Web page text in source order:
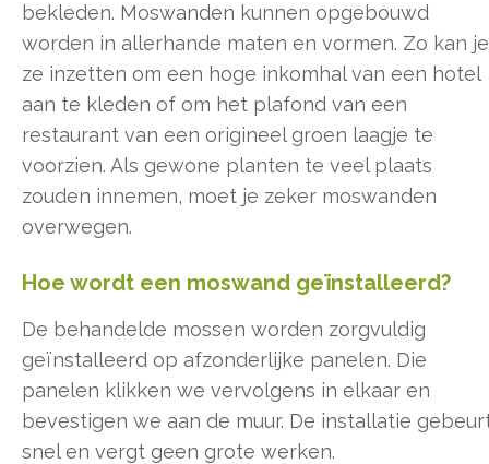
bekleden. Moswanden kunnen opgebouwd
worden in allerhande maten en vormen. Zo kan je
ze inzetten om een hoge inkomhal van een hotel
aan te kleden of om het plafond van een
restaurant van een origineel groen laagje te
voorzien. Als gewone planten te veel plaats
zouden innemen, moet je zeker moswanden
overwegen.
Hoe wordt een moswand geïnstalleerd?
De behandelde mossen worden zorgvuldig
geïnstalleerd op afzonderlijke panelen. Die
panelen klikken we vervolgens in elkaar en
bevestigen we aan de muur. De installatie
snel en vergt geen grote werken.